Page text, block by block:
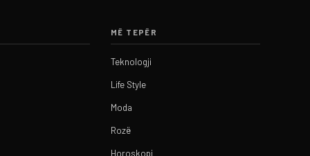
MË TEPËR
Teknologji
Life Style
Moda
Rozë
Horoskopi